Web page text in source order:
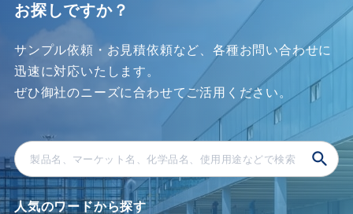
お探しですか？
サンプル依頼・お見積依頼など、各種お問い合わせに
迅速に対応いたします。
ぜひ御社のニーズに合わせてご活⽤ください。
人気のワードから探す